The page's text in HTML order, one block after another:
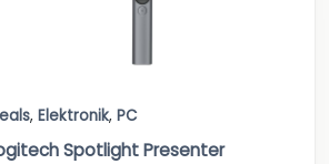
, Elektronik, PC
Spotlight Presenter